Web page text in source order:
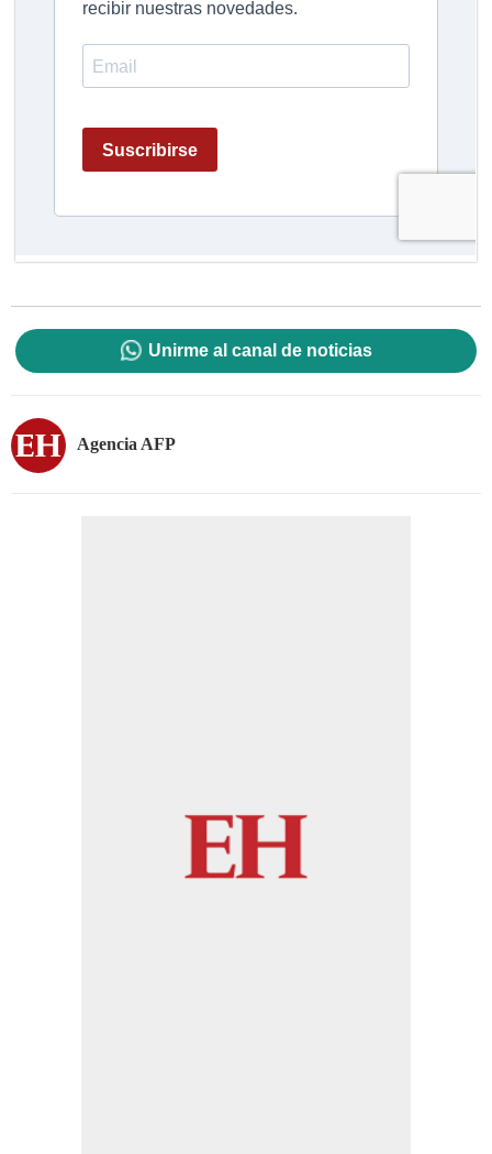
Unirme al canal de noticias
Agencia AFP